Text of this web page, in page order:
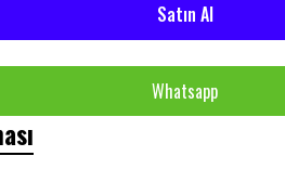
Satın Al
Whatsapp